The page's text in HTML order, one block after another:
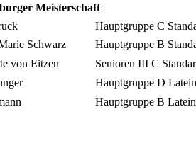
Meisterschaft
Hauptgruppe C
Schwarz
Hauptgruppe B
von Eitzen
Senioren III C
Hauptgruppe D Latein
Hauptgruppe B Latein